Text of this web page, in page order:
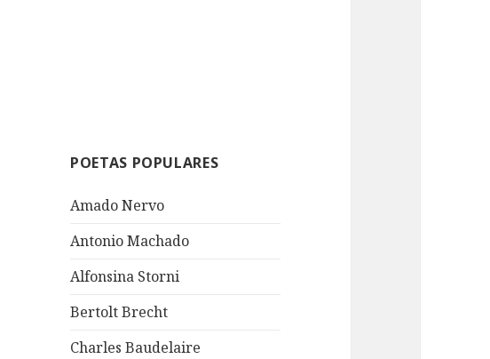
POETAS POPULARES
Amado Nervo
Antonio Machado
Alfonsina Storni
Bertolt Brecht
Charles Baudelaire